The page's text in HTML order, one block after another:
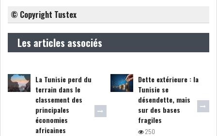
ANALYSE HEBDOMADAIRE
ZOOM ENTREPRISE
HISTORIQUE DES ZOOMS
ARCHIVES DES COURS
HISTORIQUE ANALYSES HEBDOMADAIRES
© Copyright Tustex
Les articles associés
La Tunisie perd du
terrain dans le
classement des
principales
économies
africaines
Dette extérieure : la
Tunisie se
désendette, mais
sur des bases
fragiles
250